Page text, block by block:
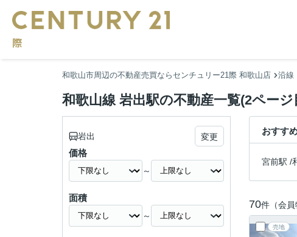
和歌山市周辺の不動産売買ならセンチュリー21際 和歌山店 沿線
和歌山線 岩出駅の不動産一覧(2ページ
おすす
宮前駅 /
70件（会員
売地
岩出 変更
価格
～
面積
～